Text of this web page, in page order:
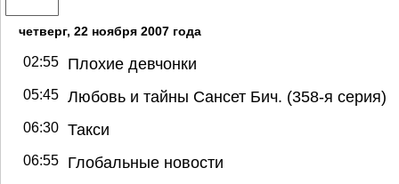
четверг, 22 ноября 2007 года
02:55 Плохие девчонки
05:45 Любовь и тайны Сансет Бич. (358-я серия)
06:30 Такси
06:55 Глобальные новости